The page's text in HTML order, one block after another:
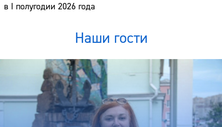
в I полугодии 2026 года
Наши гости